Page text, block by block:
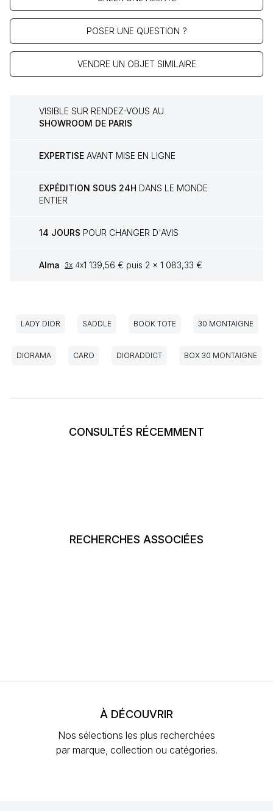
POSER UNE QUESTION ?
VENDRE UN OBJET SIMILAIRE
VISIBLE SUR RENDEZ-VOUS AU
SHOWROOM DE PARIS
EXPERTISE AVANT MISE EN LIGNE
EXPÉDITION SOUS 24H DANS LE MONDE
ENTIER
14 JOURS POUR CHANGER D'AVIS
Alma 3x 4x1 139,56 € puis 2 x 1 083,33 €
LADY DIOR SADDLE BOOK TOTE 30 MONTAIGNE
DIORAMA CARO DIORADDICT BOX 30 MONTAIGNE
CONSULTÉS RÉCEMMENT
RECHERCHES ASSOCIÉES
À DÉCOUVRIR
Nos sélections les plus recherchées
par marque, collection ou catégories.